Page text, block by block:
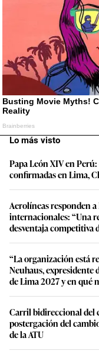
Lo más visto
Papa León XIV en
confirmadas en Lima,
Aerolíneas responden a
internacionales: “Una
desventaja competitiva
“La organización está
Neuhaus, expresidente
de Lima 2027 y en qué
Carril bidireccional del
postergación del
de la ATU